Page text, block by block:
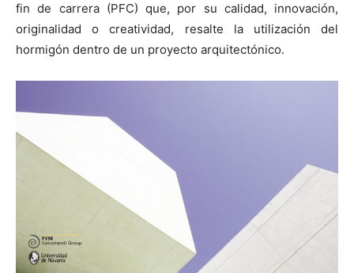
fin de carrera (PFC) que, por su calidad, innovación,
originalidad o creatividad, resalte la utilización del
hormigón dentro de un proyecto arquitectónico.